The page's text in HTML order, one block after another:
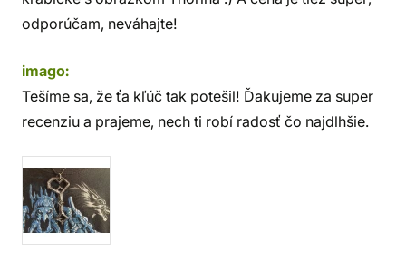
odporúčam, neváhajte!
imago:
Tešíme sa, že ťa kľúč tak potešil! Ďakujeme za super
recenziu a prajeme, nech ti robí radosť čo najdlhšie.